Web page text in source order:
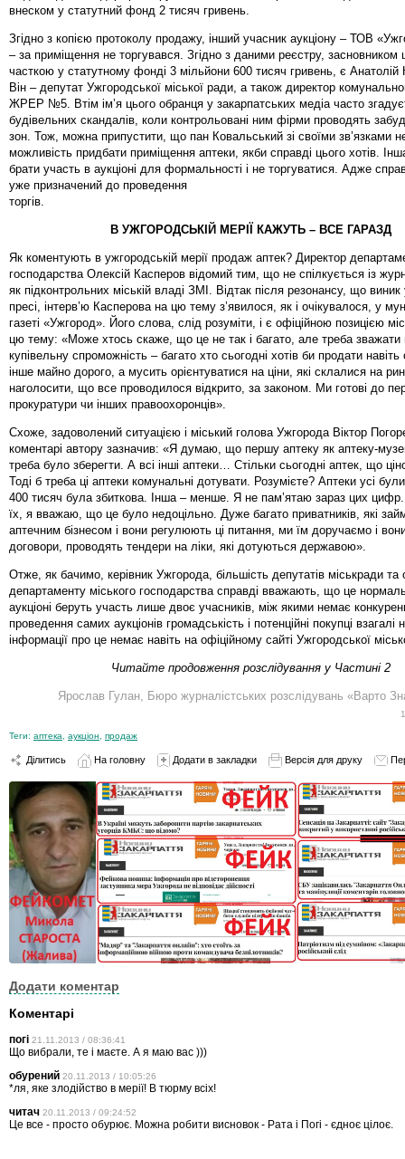
внеском у статутний фонд 2 тисяч гривень.
Згідно з копією протоколу продажу, інший учасник аукціону – ТОВ
– за приміщення не торгувався. Згідно з даними реєстру, засновником
часткою у статутному фонді 3 мільйони 600 тисяч гривень, є Анатолій
Він – депутат Ужгородської міської ради, а також директор
ЖРЕР №5. Втім ім’я цього обранця у закарпатських медіа часто
будівельних скандалів, коли контрольовані ним фірми проводять
зон. Тож, можна припустити, що пан Ковальський зі своїми зв’язками
можливість придбати приміщення аптеки, якби справді цього хотів.
брати участь в аукціоні для формальності і не торгуватися. Адже
уже призначений до проведення
торгів.
В УЖГОРОДСЬКІЙ МЕРІЇ КАЖУТЬ – ВСЕ ГАРАЗД
Як коментують в ужгородській мерії продаж аптек? Директор
господарства Олексій Касперов відомий тим, що не спілкується із
як підконтрольних міській владі ЗМІ. Відтак після резонансу, що виник
пресі, інтерв’ю Касперова на цю тему з’явилося, як і очікувалося, у
газеті «Ужгород». Його слова, слід розуміти, і є офіційною позицією
цю тему: «Може хтось скаже, що це не так і багато, але треба зважати
купівельну спроможність – багато хто сьогодні хотів би продати
інше майно дорого, а мусить орієнтуватися на ціни, які склалися на
наголосити, що все проводилося відкрито, за законом. Ми готові до
прокуратури чи інших правоохоронців».
Схоже, задоволений ситуацією і міський голова Ужгорода Віктор
коментарі автору зазначив: «Я думаю, що першу аптеку як аптеку-
треба було зберегти. А всі інші аптеки… Стільки сьогодні аптек, що
Тоді б треба ці аптеки комунальні дотувати. Розумієте? Аптеки усі
400 тисяч була збиткова. Інша – менше. Я не пам’ятаю зараз цих
їх, я вважаю, що це було недоцільно. Дуже багато приватників, які
аптечним бізнесом і вони регулюють ці питання, ми їм доручаємо і
договори, проводять тендери на ліки, які дотуються державою».
Отже, як бачимо, керівник Ужгорода, більшість депутатів міськради та
департаменту міського господарства справді вважають, що це
аукціоні беруть участь лише двоє учасників, між якими немає
проведення самих аукціонів громадськість і потенційні покупці взагалі
інформації про це немає навіть на офіційному сайті Ужгородської
Читайте продовження розслідування у Частині 2
Ярослав Гулан, Бюро журналістських розслідувань «Варто
Теги: аптека аукціон продаж
Ділитись На головну Додати в закладки Версія для друку
Додати коментар
Коментарі
погі 21.11.2013 / 08:36:41
Що вибрали, те і маєте. А я маю вас )))
обурений 20.11.2013 / 10:05:26
*ля, яке злодійство в мерії! В тюрму всіх!
читач 20.11.2013 / 09:24:52
Це все - просто обурює. Можна робити висновок - Рата і Погі - єдноє цілоє.